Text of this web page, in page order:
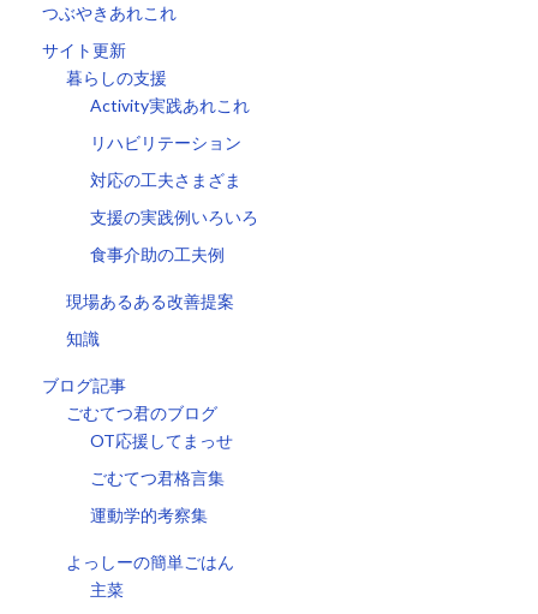
つぶやきあれこれ
サイト更新
暮らしの支援
Activity実践あれこれ
リハビリテーション
対応の工夫さまざま
支援の実践例いろいろ
食事介助の工夫例
現場あるある改善提案
知識
ブログ記事
ごむてつ君のブログ
OT応援してまっせ
ごむてつ君格言集
運動学的考察集
よっしーの簡単ごはん
主菜